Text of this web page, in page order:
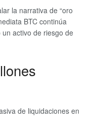
la narrativa de “oro
BTC continúa
activo de riesgo de
de liquidaciones en